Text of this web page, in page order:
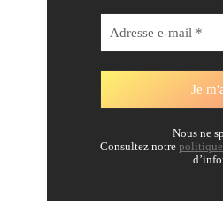
Nous ne
Consultez notre